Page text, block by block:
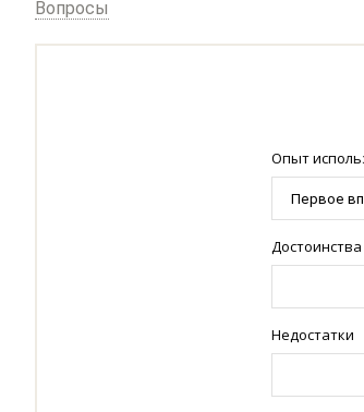
Вопросы
Опыт
Достоинства
Недостатки